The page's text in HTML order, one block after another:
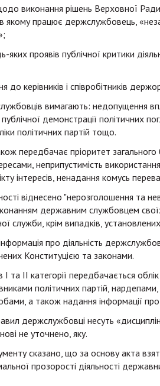
виконання рішень Верховної
якому працює держслужбовець,
яких проявів публічної критики
до керівників і співробітників
вимагають: недопущення
демонстрації політичних
політичних партій тощо.
передбачає пріоритет
неприпустимість
інтересів, ненадання комусь
віднесено "нерозголошення та
державним службовцем своїх
служби, крім випадків,
про діяльність
Конституцією та законами.
та II категорії передбачається
політичних партій,
а також надання інформації про
держслужбовці несуть
не уточнено, яку.
сказано, що за основу акта
прозорості діяльності